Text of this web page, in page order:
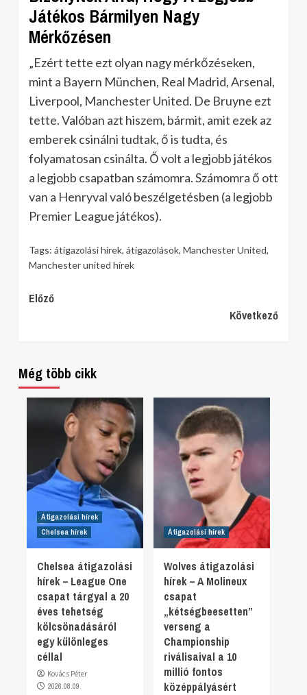
Játékos Bármilyen Nagy
Mérkőzésen
„Ezért tette ezt olyan nagy mérkőzéseken,
mint a Bayern München, Real Madrid, Arsenal,
Liverpool, Manchester United. De Bruyne ezt
tette. Valóban azt hiszem, bármit, amit ezek az
emberek csinálni tudtak, ő is tudta, és
folyamatosan csinálta. Ő volt a legjobb játékos
a legjobb csapatban számomra. Számomra ő ott
van a Henryval való beszélgetésben (a legjobb
Premier League játékos).
Tags: átigazolási hírek, átigazolások, Manchester United,
Manchester united hírek
Continue
Előző
Következő
Még több cikk
Átigazolási hírek
Chelsea hírek
Chelsea átigazolási
hírek – League One
csapat tárgyal a 20
éves tehetség
kölcsönadásáról
egy különleges
céllal
Kovács Péter
2026.08.09.
Átigazolási hírek
Wolves átigazolási
hírek – A Molineux
csapat
„kétségbeesetten”
verseng a
Championship
riválisaival a 10
millió fontos
középpályásért